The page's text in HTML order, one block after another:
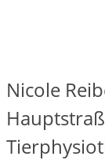
Nicole